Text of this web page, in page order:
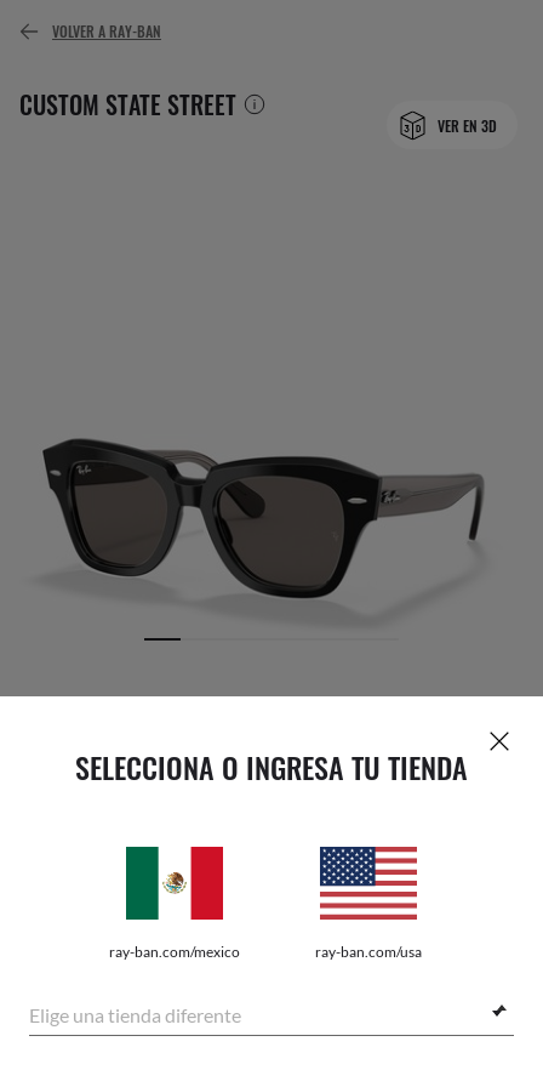
SELECCIONA O INGRESA TU TIENDA
ray-ban.com/mexico ray-ban.com/usa
Elige una tienda diferente
VOLVER A RAY-BAN
CUSTOM STATE STREET
VER EN 3D
FRENTE GRABADO
$ 4,449.00 AÑADIR AL CARRITO